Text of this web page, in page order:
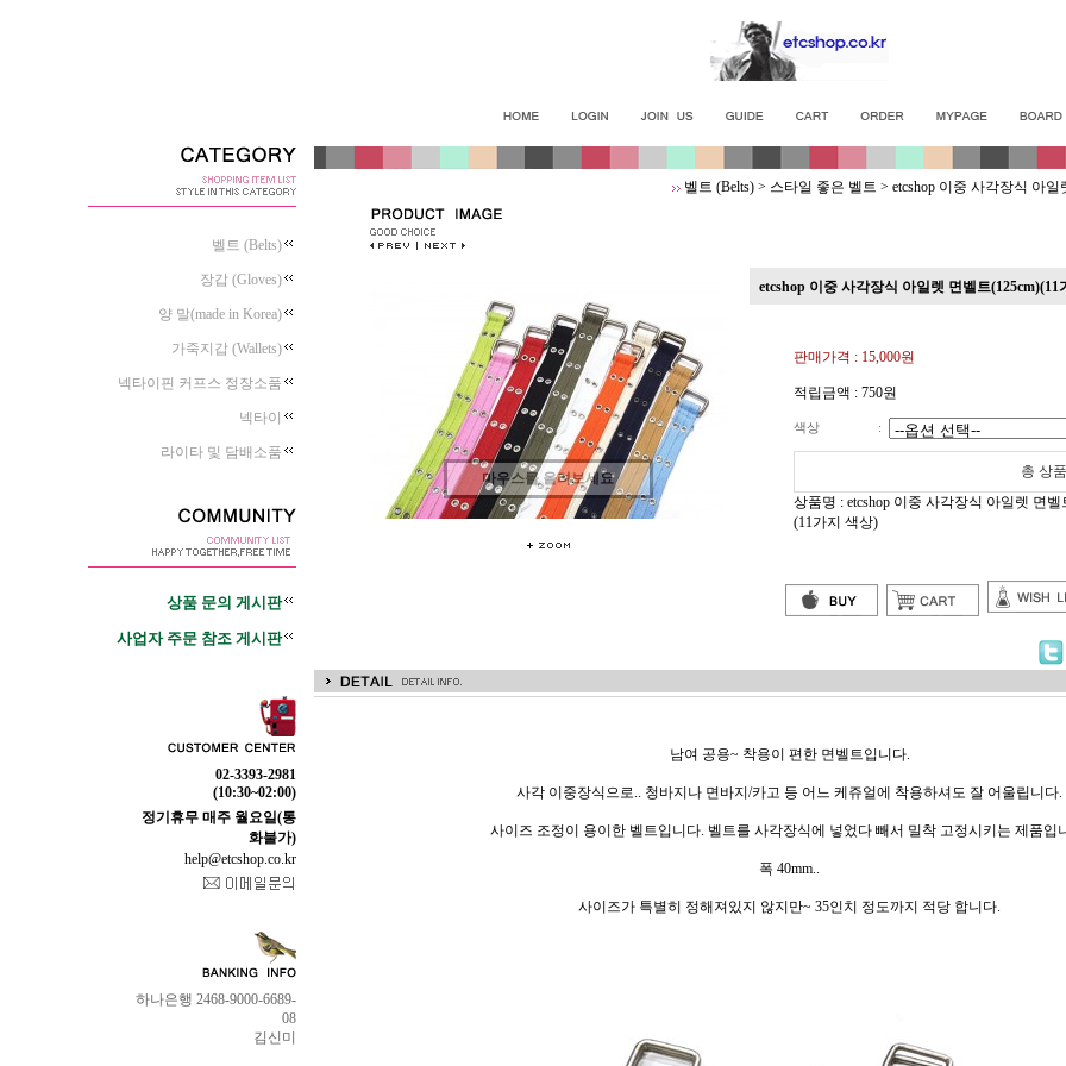
벨트 (Belts)
장갑 (Gloves)
양 말(made in Korea)
가죽지갑 (Wallets)
넥타이핀 커프스 정장소품
넥타이
라이타 및 담배소품
상품 문의 게시판
사업자 주문 참조 게시판
02-3393-2981
(10:30~02:00)
정기휴무 매주 월요일(통
화불가)
help@etcshop.co.kr
하나은행 2468-9000-6689-
08
김신미
벨트 (Belts) > 스타일 좋은 벨트 > etcshop 이중 사각장식 아
마우스를 올려보세요
etcshop 이중 사각장식 아일렛 면벨트(125cm)(11
판매가격 : 15,000원
적립금액 : 750원
색상 :
총 상
상품명 : etcshop 이중 사각장식 아일렛 면벨
(11가지 색상)
남여 공용~ 착용이 편한 면벨트입니다.
사각 이중장식으로.. 청바지나 면바지/카고 등 어느 케쥬얼에 착용하셔도 잘 어울립니다.
사이즈 조정이 용이한 벨트입니다. 벨트를 사각장식에 넣었다 빼서 밀착 고정시키는 제품입
폭 40mm..
사이즈가 특별히 정해져있지 않지만~ 35인치 정도까지 적당 합니다.